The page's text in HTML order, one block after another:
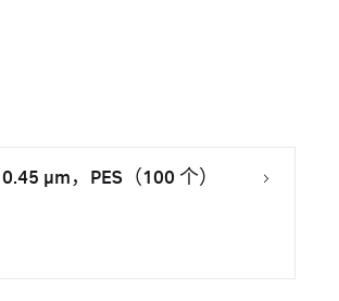
μm，PES（100 个）